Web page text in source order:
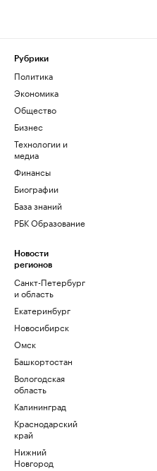
Рубрики
Политика
Экономика
Общество
Бизнес
Технологии и
медиа
Финансы
Биографии
База знаний
РБК Образование
Новости
регионов
Санкт-Петербург
и область
Екатеринбург
Новосибирск
Омск
Башкортостан
Вологодская
область
Калининград
Краснодарский
край
Нижний
Новгород